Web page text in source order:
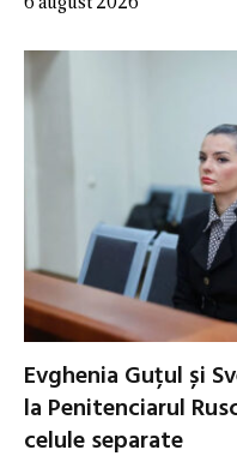
Evghenia Guțul și
la Penitenciarul
celule separate